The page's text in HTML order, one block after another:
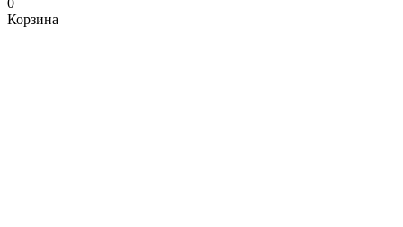
0
Корзина